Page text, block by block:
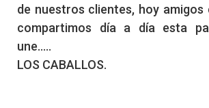
de nuestros clientes, hoy amigos
compartimos día a día esta
une.....
LOS CABALLOS.